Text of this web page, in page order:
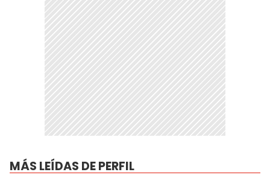
MÁS LEÍDAS DE PERFIL